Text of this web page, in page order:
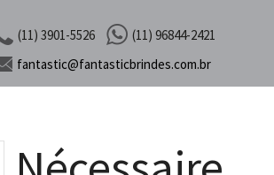
(11) 3901-5526
(11) 96844-2421
fantastic@fantasticbrindes.com.br